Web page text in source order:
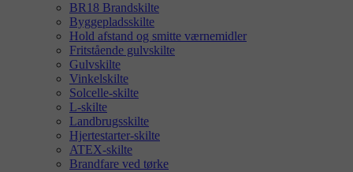
BR18 Brandskilte
Byggepladsskilte
Hold afstand og smitte værnemidler
Fritstående gulvskilte
Gulvskilte
Vinkelskilte
Solcelle-skilte
L-skilte
Landbrugsskilte
Hjertestarter-skilte
ATEX-skilte
Brandfare ved tørke